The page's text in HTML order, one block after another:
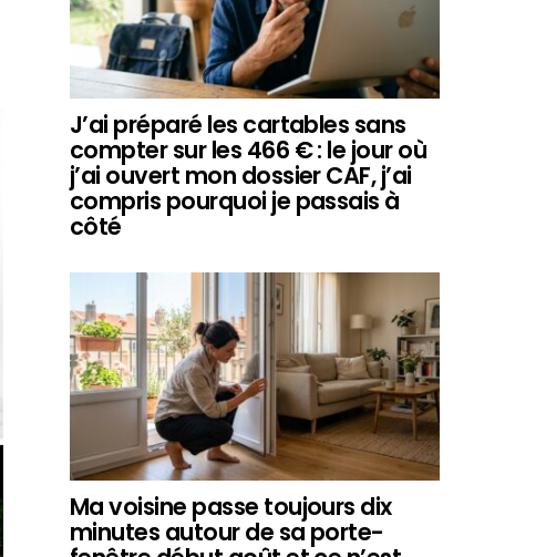
J’ai préparé les cartables sans
compter sur les 466 € : le jour où
j’ai ouvert mon dossier CAF, j’ai
compris pourquoi je passais à
côté
Ma voisine passe toujours dix
minutes autour de sa porte-